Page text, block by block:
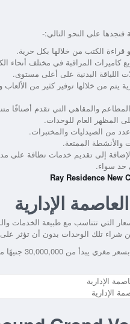
فنجدها على النحو التالي:-
قراءة الكتب من خلالها بكل حرية.
المراقبة في مختلف أنحاء
اللياقة البدنية على أعلى مستوى.
يتم من خلالها توفير كثير من الألعاب
والمقاهي التي تقدم أصنافًا
المظهر العام للوحدات.
من الصيدليات والمختبرات.
والأنشطة الممتعة.
إلى تقديم خدمات نظافة على
حد سواء.
الإدارية
التي تتناسب مع طبيعة الخدمات
تلك الوحدات بدون أن تؤثر على
بسعر مغري
الإدارية